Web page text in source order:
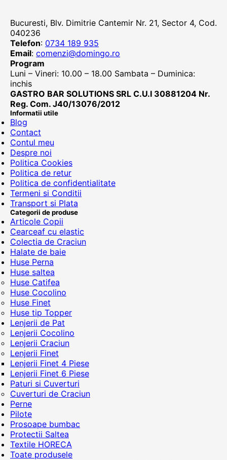
Bucuresti, Blv. Dimitrie Cantemir Nr. 21, Sector 4, Cod.
040236
Telefon: 0734 189 935
Email: comenzi@domingo.ro
Program
Luni – Vineri: 10.00 – 18.00 Sambata – Duminica:
inchis
GASTRO BAR SOLUTIONS SRL C.U.I 30881204 Nr.
Reg. Com. J40/13076/2012
Informatii utile
Blog
Contact
Contul meu
Despre noi
Politica Cookies
Politica de retur
Politica de confidentialitate
Termeni si Conditii
Transport si Plata
Categorii de produse
Articole Copii
Cearceaf cu elastic
Colectia de Craciun
Halate de baie
Huse Perna
Huse saltea
Huse Catifea
Huse Cocolino
Huse Finet
Huse tip Topper
Lenjerii de Pat
Lenjerii Cocolino
Lenjerii Craciun
Lenjerii Finet
Lenjerii Finet 4 Piese
Lenjerii Finet 6 Piese
Paturi si Cuverturi
Cuverturi de Craciun
Perne
Pilote
Prosoape bumbac
Protectii Saltea
Textile HORECA
Toate produsele